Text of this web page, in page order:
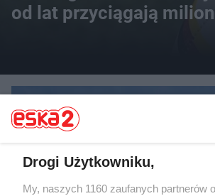
od lat przyciągają
Drogi Użytkowniku,
My, naszych 1160 zaufanych partnerów